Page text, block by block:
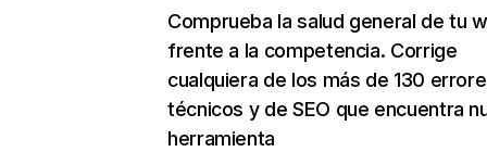
Comprueba la salud general de tu
frente a la competencia. Corrige
cualquiera de los más de 130
técnicos y de SEO que encuentra
herramienta